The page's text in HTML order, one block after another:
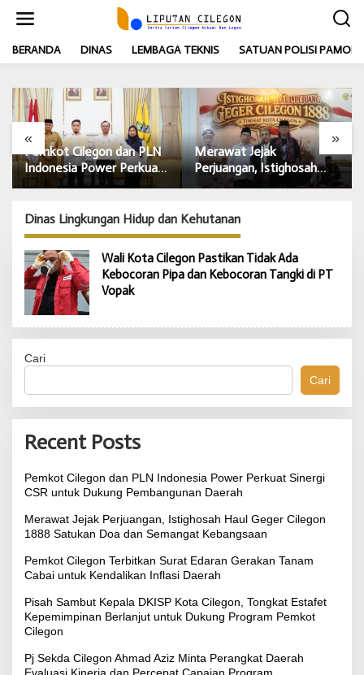
t
BERANDA DINAS LEMBAGA TEKNIS SATUAN POLISI
« »
Merawat Jejak
Perjuangan, Istighosah
Haul Geger Cilegon 1888
Semangat Kebangsaan
Pemkot Cilegon Terbitkan
Surat Edaran Gerakan
Tanam Cabai untuk
Dinas Lingkungan Hidup dan Kehutanan
Wali Kota Cilegon Pastikan Tidak Ada
Kebocoran Pipa dan Kebocoran Tangki di PT
Vopak
Cari
Cari
Recent Posts
Pemkot Cilegon dan PLN Indonesia Power Perkuat Sinergi
CSR untuk Dukung Pembangunan Daerah
Merawat Jejak Perjuangan, Istighosah Haul Geger Cilegon
1888 Satukan Doa dan Semangat Kebangsaan
Pemkot Cilegon Terbitkan Surat Edaran Gerakan Tanam
Cabai untuk Kendalikan Inflasi Daerah
Pisah Sambut Kepala DKISP Kota Cilegon, Tongkat Estafet
Kepemimpinan Berlanjut untuk Dukung Program Pemkot
Cilegon
Pj Sekda Cilegon Ahmad Aziz Minta Perangkat Daerah